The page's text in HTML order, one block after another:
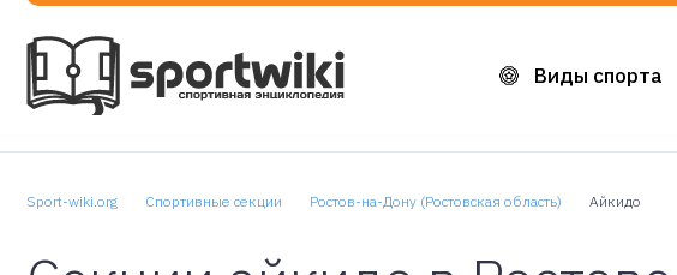
Виды спорта
Sport-wiki.org Спортивные секции Ростов-на-Дону (Ростовская область) Айкидо